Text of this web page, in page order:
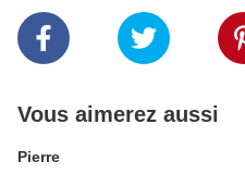
Vous aimerez aussi
Pierre